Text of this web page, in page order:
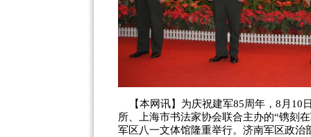
【本网讯】为庆祝建军85周年，8月10
所、上海市书法家协会联合主办的“镌刻
军区八一文体馆隆重举行。济南军区政